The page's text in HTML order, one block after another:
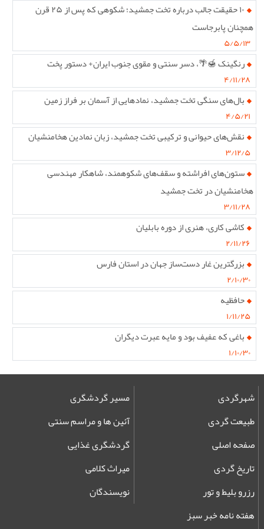
۱۰ حقیقت جالب درباره تخت جمشید؛ شکوهی که پس از ۲۵ قرن
همچنان پابرجاست
۵/۵/۱۳
رنگینک 🍯🌴، دسر سنتی و مقوی جنوب ایران+ دستور پخت
۴/۱۱/۲۸
بال‌های سنگی تخت جمشید، نمادهایی از آسمان بر فراز زمین
۴/۵/۲۱
نقش‌های حیوانی و ترکیبی تخت جمشید، زبان نمادین هخامنشیان
۳/۱۲/۵
ستون‌های افراشته و سقف‌های شکوهمند، شاهکار مهندسی
هخامنشیان در تخت جمشید
۳/۱۱/۲۸
کاشی کاری، هنری از دوره بابلیان
۲/۱۱/۲۶
بزرگترین غار دست‌ساز جهان در استان فارس
۲/۱۰/۳۰
حافظیه
۱/۱۱/۲۵
باغی که عفیف بود و مایه عبرت دیگران
۱/۱۰/۳۰
شهرگردی
طبیعت گردی
صفحه اصلی
تاریخ گردی
مسیر گردشگری
آئین ها و مراسم سنتی
گردشگری غذایی
میراث کلامی
رزرو بلیط و تور
هفته نامه خبر سبز
نویسندگان